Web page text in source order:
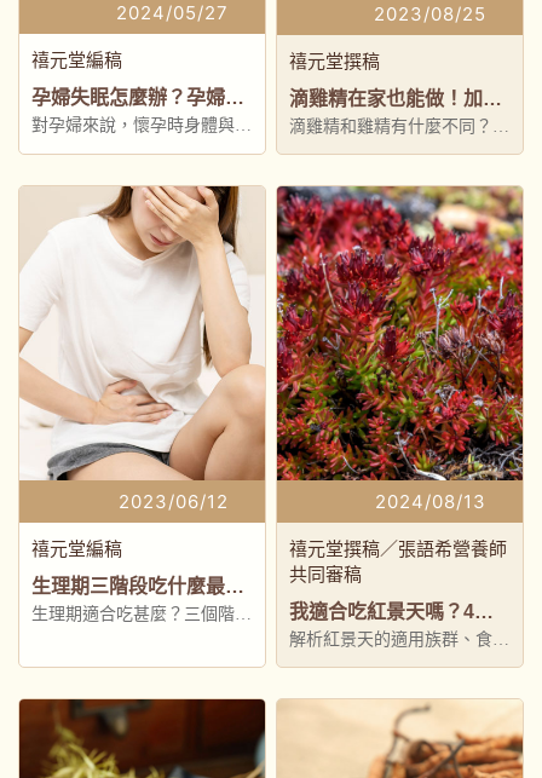
2024/05/27
禧元堂編稿
孕婦失眠怎麼辦？孕婦失眠原因，助眠食品與改善7大心法1次解析
對孕婦來說，懷孕時身體與心
理狀態的種種變化，可能都會
造成壓力與疲憊
2023/08/25
禧元堂撰稿
滴雞精在家也能做！加碼4道滴雞精食譜，輕鬆補充滴雞精多種營養素
滴雞精和雞精有什麼不同？滴
雞精到底有什麼營養價值？除
了直接飲用，還能怎麼應用滴
雞精，讓家人吃不膩又吃得健
康開心？
2023/06/12
禧元堂編稿
生理期三階段吃什麼最好？經期飲食指南與推薦補品一次看
生理期適合吃甚麼？三個階段
2024/08/13
禧元堂撰稿／張語希營養師
共同審稿
我適合吃紅景天嗎？4大推薦補充紅景天族群與食用禁忌解析
解析紅景天的適用族群、食用
方法與禁忌，幫助你買對、吃
對、補充身體所需！